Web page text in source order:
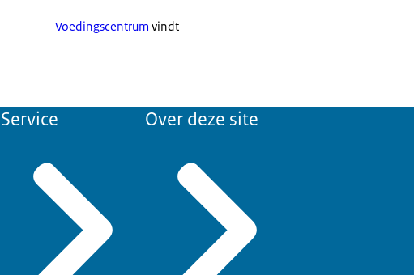
Voedingscentrum vindt
Service Over deze site